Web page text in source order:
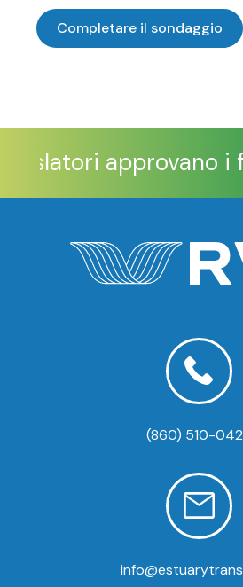
Completare il sondaggio
approvano i
(860) 510-